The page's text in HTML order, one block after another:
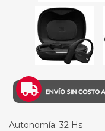
Autonomía: 32 Hs